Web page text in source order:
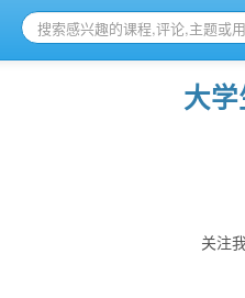
大
关注